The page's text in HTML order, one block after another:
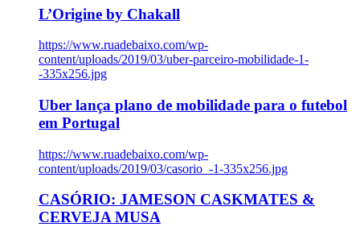
L’Origine by Chakall
https://www.ruadebaixo.com/wp-
content/uploads/2019/03/uber-parceiro-mobilidade-1-
-335x256.jpg
Uber lança plano de mobilidade para o futebol
em Portugal
https://www.ruadebaixo.com/wp-
content/uploads/2019/03/casorio_-1-335x256.jpg
CASÓRIO: JAMESON CASKMATES &
CERVEJA MUSA